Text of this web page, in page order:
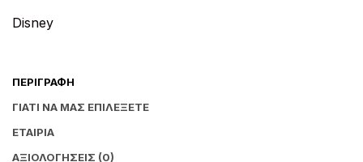
Disney
ΠΕΡΙΓΡΑΦΉ
ΓΙΑΤΊ ΝΑ ΜΑΣ ΕΠΙΛΈΞΕΤΕ
ΕΤΑΙΡΊΑ
ΑΞΙΟΛΟΓΉΣΕΙΣ (0)